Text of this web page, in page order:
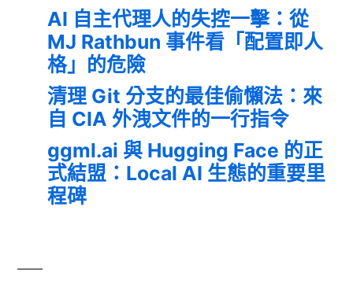
AI 自主代理人的失控一擊：從
MJ Rathbun 事件看「配置即人
格」的危險
清理 Git 分支的最佳偷懶法：來
自 CIA 外洩文件的一行指令
ggml.ai 與 Hugging Face 的正
式結盟：Local AI 生態的重要里
程碑